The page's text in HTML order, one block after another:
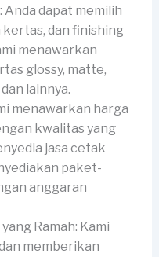
Anda dapat memilih
kertas, dan finishing
menawarkan
glossy, matte,
lainnya.
menawarkan harga
kwalitas yang
jasa cetak
paket-
anggaran
Ramah: Kami
memberikan